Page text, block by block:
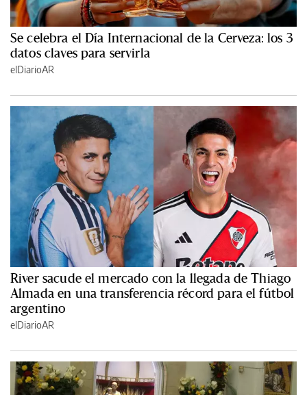
Se celebra el Día Internacional de la Cerveza: los 3
datos claves para servirla
elDiarioAR
River sacude el mercado con la llegada de Thiago
Almada en una transferencia récord para el fútbol
argentino
elDiarioAR